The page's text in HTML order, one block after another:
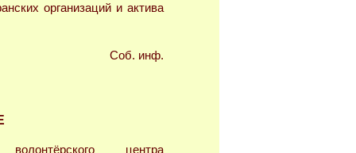
организаций и актива
Соб. инф.
волонтёрского центра